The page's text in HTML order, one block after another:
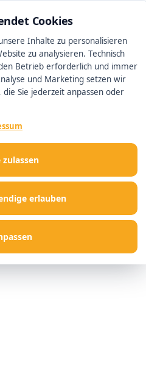
Cookies
Inhalte zu personalisieren
zu analysieren. Technisch
Betrieb erforderlich und immer
und Marketing setzen wir
Sie jederzeit anpassen oder
erlauben
zulassen